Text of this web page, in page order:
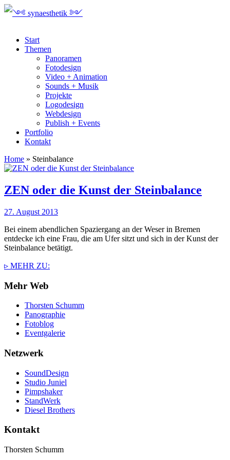
Start
Themen
Panoramen
Fotodesign
Video + Animation
Sounds + Musik
Projekte
Logodesign
Webdesign
Publish + Events
Portfolio
Kontakt
Home » Steinbalance
ZEN oder die Kunst der Steinbalance
27. August 2013
Bei einem abendlichen Spaziergang an der Weser in Bremen
entdecke ich eine Frau, die am Ufer sitzt und sich in der Kunst der
Steinbalance betätigt.
▹ MEHR ZU:
Mehr Web
Thorsten Schumm
Panographie
Fotoblog
Eventgalerie
Netzwerk
SoundDesign
Studio Juniel
Pimpshaker
StandWerk
Diesel Brothers
Kontakt
Thorsten Schumm